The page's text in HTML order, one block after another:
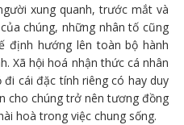
xung quanh, trước mắt và
chúng, những nhân tố cũng
định hướng lên toàn bộ hành
Xã hội hoá nhận thức cá nhân
cái đặc tính riêng có hay duy
cho chúng trở nên tương đồng
hoà trong việc chung sống.